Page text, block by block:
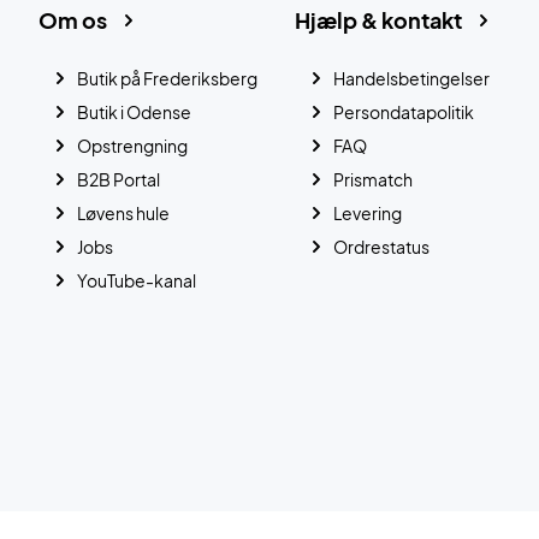
Hjælp & kontakt
Handelsbetingelser
Persondatapolitik
FAQ
Prismatch
Levering
Ordrestatus
Om os
Butik på Frederiksberg
Butik i Odense
Opstrengning
B2B Portal
Løvens hule
Jobs
YouTube-kanal